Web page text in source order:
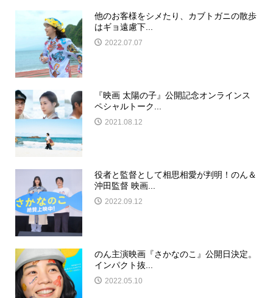
他のお客様をシメたり、カブトガニの散歩
はギョ遠慮下...
2022.07.07
『映画 太陽の子』公開記念オンラインス
ペシャルトーク...
2021.08.12
役者と監督として相思相愛が判明！のん＆
沖田監督 映画...
2022.09.12
のん主演映画『さかなのこ』公開日決定。
インパクト抜...
2022.05.10